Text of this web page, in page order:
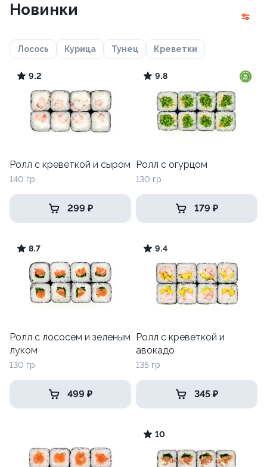
Новинки
Лосось Курица Тунец Креветки
9.2
Ролл с креветкой и сыром
140 гр
299 ₽
9.8
Ролл с огурцом
130 гр
179 ₽
8.7
Ролл с лососем и зеленым
луком
130 гр
499 ₽
9.4
Ролл с креветкой и
авокадо
135 гр
345 ₽
10